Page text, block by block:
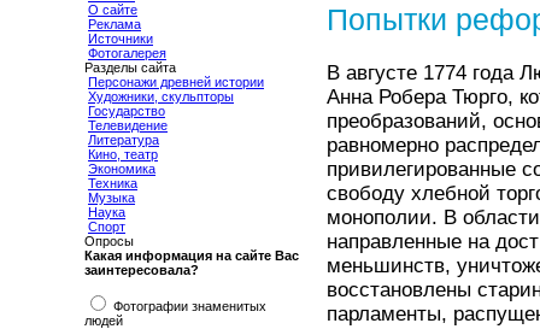
О сайте
Реклама
Источники
Фотогалерея
Разделы сайта
Персонажи древней истории
Художники, скульпторы
Государство
Телевидение
Литература
Кино, театр
Экономика
Техника
Музыка
Наука
Спорт
Опросы
Какая информация на сайте Вас
заинтересовала?
Фотографии знаменитых
людей
Попытки
В августе 1774 года
Анна Робера Тюрго,
преобразований,
равномерно
привилегированные
свободу хлебной
монополии. В
направленные на
меньшинств,
восстановлены
парламенты,